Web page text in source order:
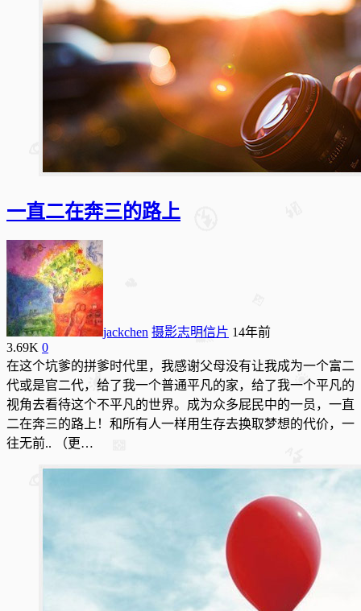
一直二在奔三的路上
jackchen 摄影志明信片 14年前
3.69K 0
在这个坑爹的拼爹时代里，我感谢父母没有让我成为一个富二
代或是官二代，给了我一个普通平凡的家，给了我一个平凡的
视角去看待这个不平凡的世界。成为众多屁民中的一员，一直
二在奔三的路上！和所有人一样用生存去换取梦想的代价，一
往无前.. （更…